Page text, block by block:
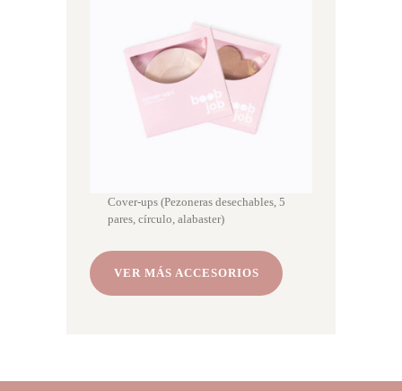
Cover-ups (Pezoneras desechables, 5
pares, círculo, alabaster)
VER MÁS ACCESORIOS